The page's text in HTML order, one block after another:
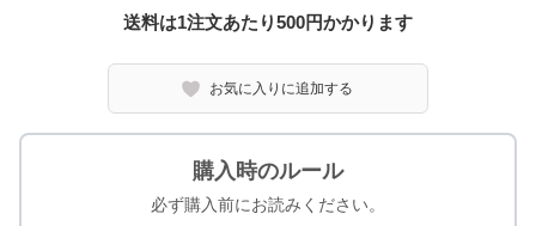
送料は1注文あたり500円かかります
お気に入りに追加する
購入時のルール
必ず購入前にお読みください。